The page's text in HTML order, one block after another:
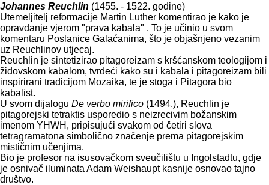
Johannes Reuchlin (1455. - 1522. godine)
Utemeljitelj reformacije Martin Luther komentirao je kako je
opravdanje vjerom "prava kabala" . To je učinio u svom
komentaru Poslanice Galaćanima, što je objašnjeno vezanim
uz Reuchlinov utjecaj.
Reuchlin je sintetizirao pitagoreizam s kršćanskom teologijom i
židovskom kabalom, tvrdeći kako su i kabala i pitagoreizam bili
inspirirani tradicijom Mozaika, te je stoga i Pitagora bio
kabalist.
U svom dijalogu De verbo mirifico (1494.), Reuchlin je
pitagorejski tetraktis usporedio s neizrecivim božanskim
imenom YHWH, pripisujući svakom od četiri slova
tetragramatona simbolično značenje prema pitagorejskim
mističnim učenjima.
Bio je profesor na isusovačkom sveučilištu u Ingolstadtu, gdje
je osnivač iluminata Adam Weishaupt kasnije osnovao tajno
društvo.